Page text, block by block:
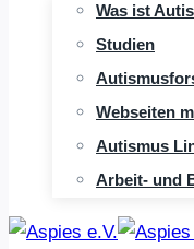
Was ist
Studien
Webseiten
Autismus
Arbeit- und